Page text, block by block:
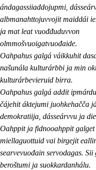
ándagassiiaddojupmi,
albmanahttojuvvojit maiddái
ja mat leat vuođđuduvvon
olmmošvuoigatvuođaide.
Oahpahus galgá váikkuhit
našunála kulturárbbi ja min
kulturárbevieruid birra.
Oahpahus galgá addit
čájehit áktejumi juohkehačča
demokratiija, dásseárvvu ja
Oahppit ja fidnooahppit
miellaguottuid vai birgejit
searvevuođain servodagas.
beroštumi ja suokkardanhálu.